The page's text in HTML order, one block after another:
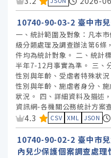
10740-90-03-2 臺中市
一、統計範圍及對象：凡本
級分類處理及調查辦法第6條
件均為統計對象。 二、統計
半年7-12月事實為準。 三、
性別與年齡、受虐者特殊狀
性別與年齡、施虐者身分、
狀況。 四、詳細資料及描述
資訊網-各機關公務統計方案
資料集評分：
4.3 CSV XML JSON
10740-90-02-2 臺中市
內兒少保護個案調查處理